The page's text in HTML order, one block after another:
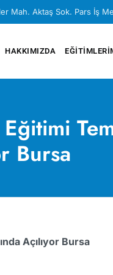
Mah. Aktaş Sok. Pars İş
HAKKIMIZDA
Bursa
Açılıyor Bursa